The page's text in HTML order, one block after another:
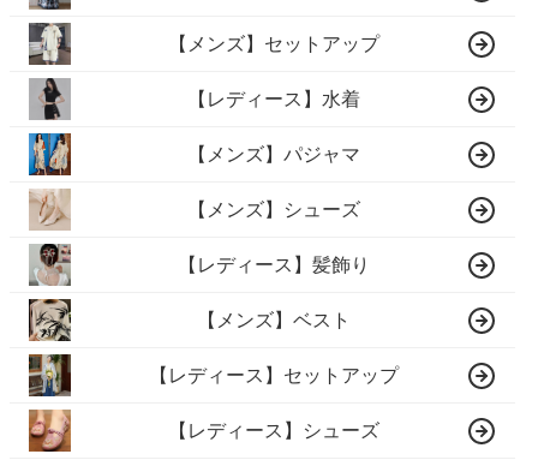
【メンズ】セットアップ
【レディース】水着
【メンズ】パジャマ
【メンズ】シューズ
【レディース】髪飾り
【メンズ】ベスト
【レディース】セットアップ
【レディース】シューズ